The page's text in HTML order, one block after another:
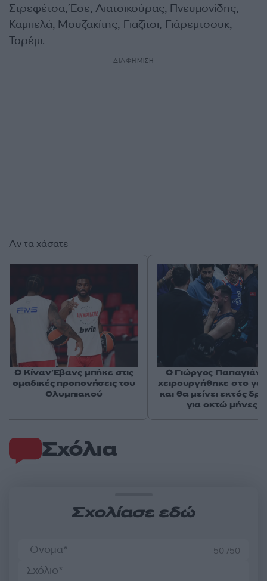
Στρεφέτσα, Έσε, Λιατσικούρας, Πνευμονίδης,
Καμπελά, Μουζακίτης, Γιαζίτσι, Γιάρεμτσουκ,
Ταρέμι.
ΔΙΑΦΗΜΙΣΗ
Σχόλια
Σχολίασε εδώ
50 /50
Αν τα χάσατε
Ο Κίναν Έβανς μπήκε στις
ομαδικές προπονήσεις του
Ολυμπιακού
Ο Γιώργος
χειρουργήθηκε στο
και θα μείνει εκτός
για οκτώ μήνες